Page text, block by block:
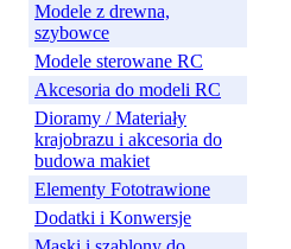
Modele z drewna,
szybowce
Modele sterowane RC
Akcesoria do modeli RC
Dioramy / Materiały
krajobrazu i akcesoria do
budowa makiet
Elementy Fototrawione
Dodatki i Konwersje